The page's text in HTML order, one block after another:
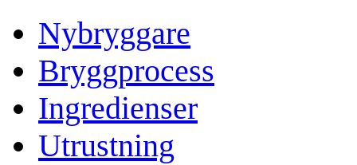
Nybryggare
Bryggprocess
Ingredienser
Utrustning